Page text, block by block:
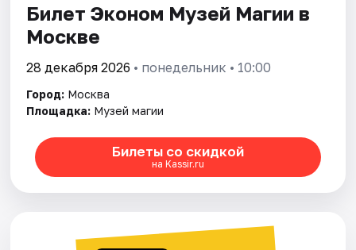
Билет Эконом Музей Магии в
Москве
28 декабря 2026 • понедельник • 10:00
Город: Москва
Площадка: Музей магии
Билеты со скидкой
на Kassir.ru